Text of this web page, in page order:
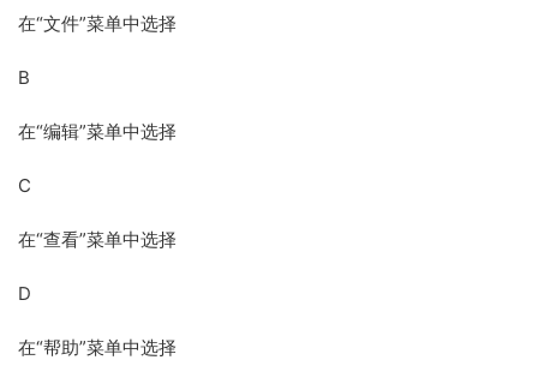
在“文件”菜单中选择
B
在“编辑”菜单中选择
C
在“查看”菜单中选择
D
在“帮助”菜单中选择